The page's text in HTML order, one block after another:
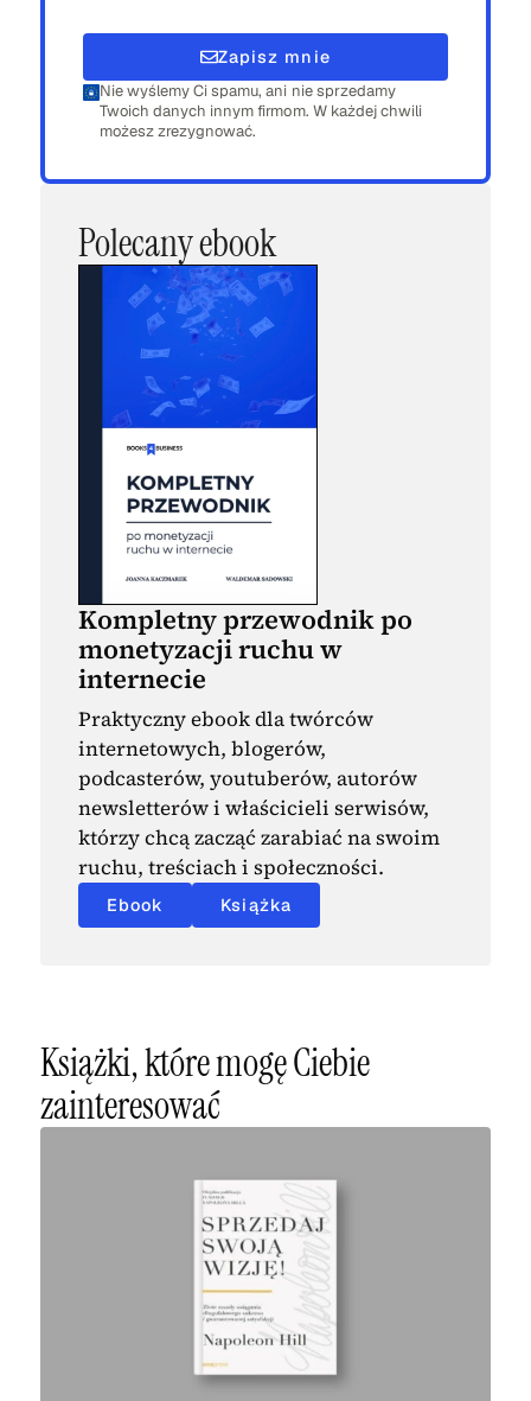
Zapisz mnie
Nie wyślemy Ci spamu, ani nie sprzedamy
Twoich danych innym firmom. W każdej chwili
możesz zrezygnować.
Polecany ebook
Kompletny przewodnik po
monetyzacji ruchu w
internecie
Praktyczny ebook dla twórców
internetowych, blogerów,
podcasterów, youtuberów, autorów
newsletterów i właścicieli serwisów,
którzy chcą zacząć zarabiać na swoim
ruchu, treściach i społeczności.
Ebook Książka
Książki, które mogę Ciebie
zainteresować